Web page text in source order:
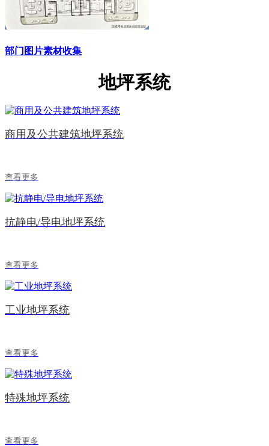
部门图片素材收集
地坪系统
商用及公共建筑地坪系统
查看更多
抗静电/导电地坪系统
查看更多
工业地坪系统
查看更多
特殊地坪系统
查看更多